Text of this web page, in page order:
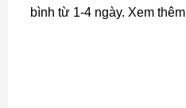
bình từ 1-4 ngày. Xem thêm